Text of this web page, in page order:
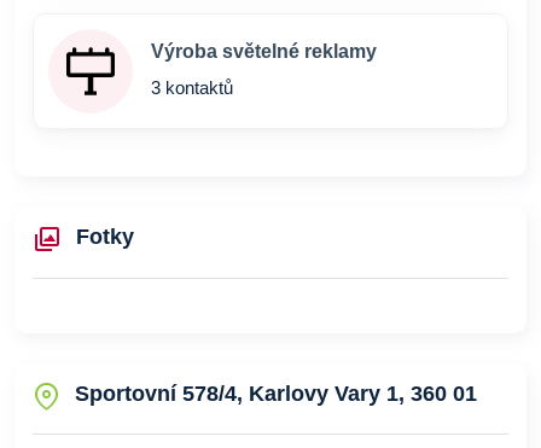
Výroba světelné reklamy
3 kontaktů
Fotky
Sportovní 578/4, Karlovy Vary 1, 360 01